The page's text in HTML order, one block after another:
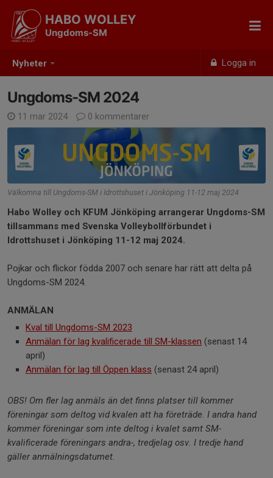
Nyheter Logga in
HABO WOLLEY
Ungdoms-SM
Ungdoms-SM 2024
11 mar 2024 0 kommentarer
Välkomna till Ungdoms-SM i Idrottshuset i Jönköping 11-12 maj 2024
Habo Wolley och KFUM Jönköping arrangerar Ungdoms-SM
tillsammans med Svenska Volleybollförbundet i
Idrottshuset i Jönköping 11-12 maj 2024.
Pojkar och flickor födda 2007 och senare har rätt att delta på
Ungdoms-SM 2024.
ANMÄLAN
Kval till Ungdoms-SM 2023
Anmälan för lag kvalificerade till SM-klassen (senast 14
april)
Anmälan för lag till Öppen klass (senast 24 april)
OBS! Om fler lag anmäls än det finns platser till kommer
föreningar som deltog vid kvalen att ha företräde. I andra hand
kommer föreningar som inte deltog i kvalet samt SM-
kvalificerade föreningars andra-, tredjelag osv. I tredje hand
gäller anmälningsdatumet.